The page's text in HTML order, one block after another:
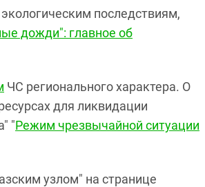
последствиям,
дожди": главное об
ЧС регионального характера. О
для ликвидации
"Режим чрезвычайной ситуации
узлом" на странице